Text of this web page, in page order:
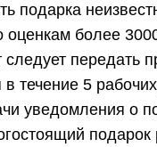
подарка
оценкам более
следует передать
в течение 5
уведомления о
подарок